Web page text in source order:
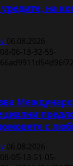
на
06.08.2026
с
06.08.2026